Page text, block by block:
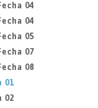
04
04
05
07
08
01
02